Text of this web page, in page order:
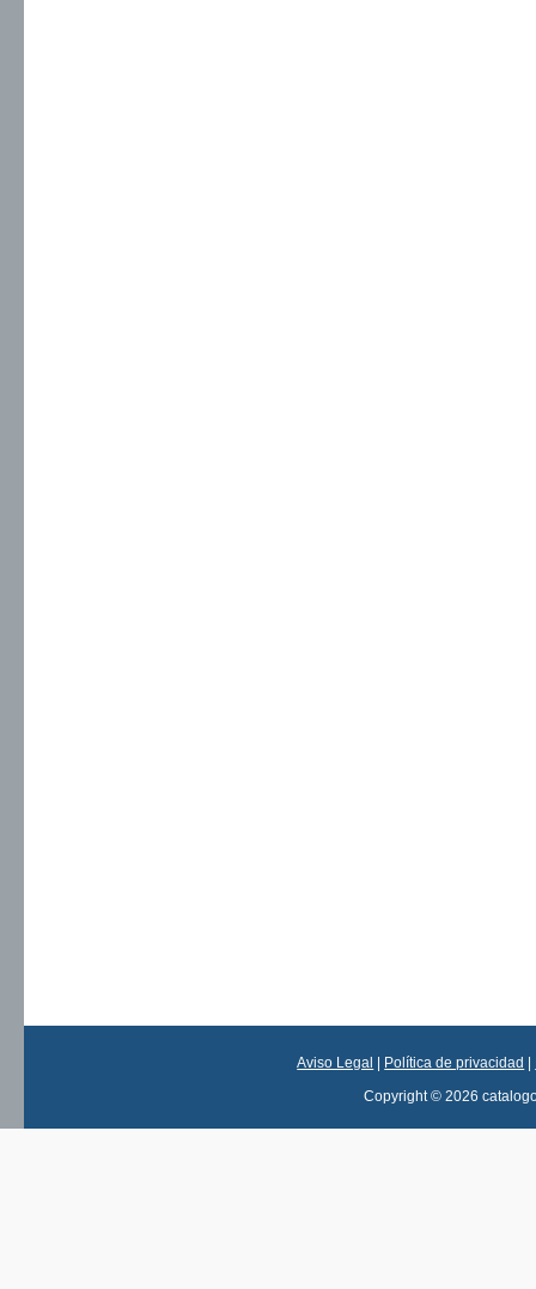
Aviso Legal | Política de privacidad |
Copyright © 2026